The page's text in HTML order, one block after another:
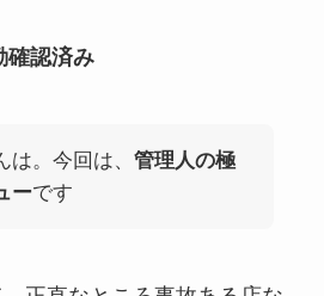
認済み
は。今回は、 管理人の極
ーです